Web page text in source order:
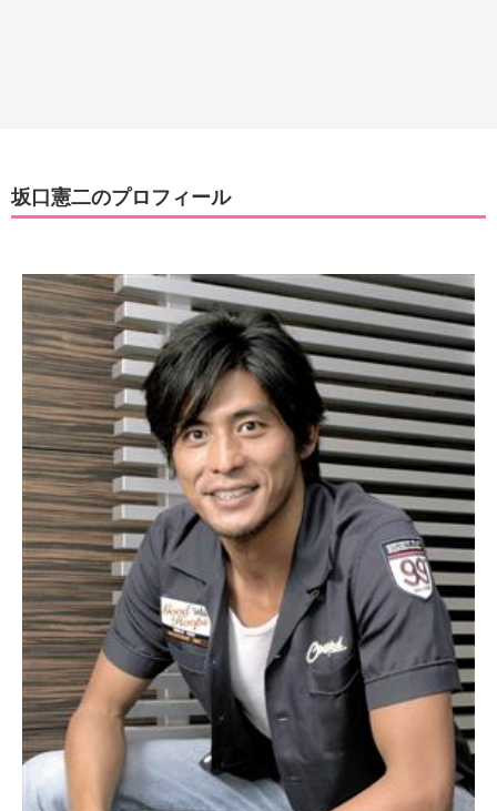
坂口憲二のプロフィール